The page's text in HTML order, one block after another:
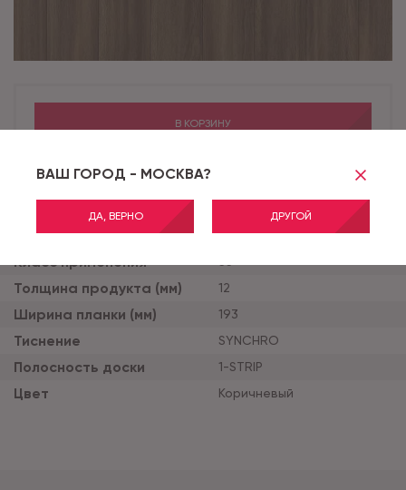
ВАШ ГОРОД - МОСКВА?
ДА, ВЕРНО ДРУГОЙ
Коллекция 12/33 CLASSIC 2023+
Класс применения
Толщина продукта (мм) 12
Ширина планки (мм) 193
Тиснение SYNCHRO
Полосность доски 1-STRIP
Цвет Коричневый
В КОРЗИНУ